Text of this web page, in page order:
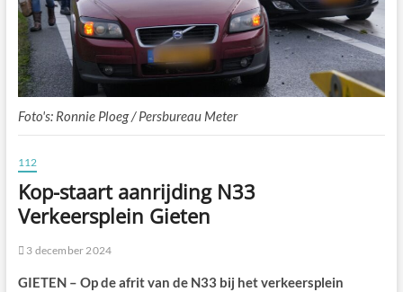
Foto's: Ronnie Ploeg / Persbureau Meter
112
Kop-staart aanrijding N33
Verkeersplein Gieten
3 december 2024
GIETEN – Op de afrit van de N33 bij het verkeersplein